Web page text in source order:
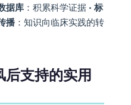
据库：积累科学证据 • 标
播：知识向临床实践的转
支持的实用